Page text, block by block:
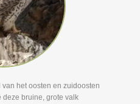
het oosten en zuidoosten
deze bruine, grote valk